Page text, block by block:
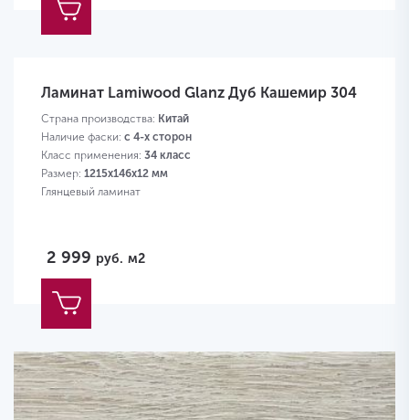
Ламинат Lamiwood Glanz Дуб Кашемир 304
Страна производства: Китай
Наличие фаски: с 4-х сторон
Класс применения: 34 класс
Размер: 1215х146х12 мм
Глянцевый ламинат
2 999 руб. м2